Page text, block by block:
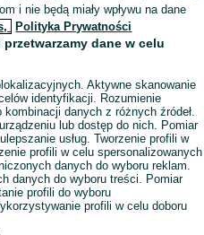
i nie będą miały wpływu na dane
Polityka Prywatności
dane w celu
Aktywne skanowanie
identyfikacji. Rozumienie
danych z różnych źródeł.
lub dostęp do nich. Pomiar
usług. Tworzenie profili w
profili w celu spersonalizowanych
danych do wyboru reklam.
danych do wyboru treści. Pomiar
profili do wyboru
profili w celu doboru